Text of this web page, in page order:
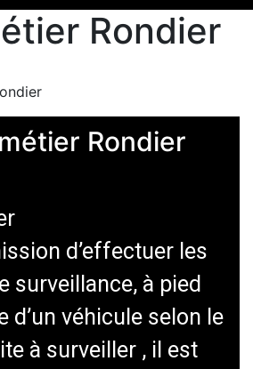
Rondier
Rondier
d’effectuer les
surveillance, à pied
d’un véhicule selon le
à surveiller , il est